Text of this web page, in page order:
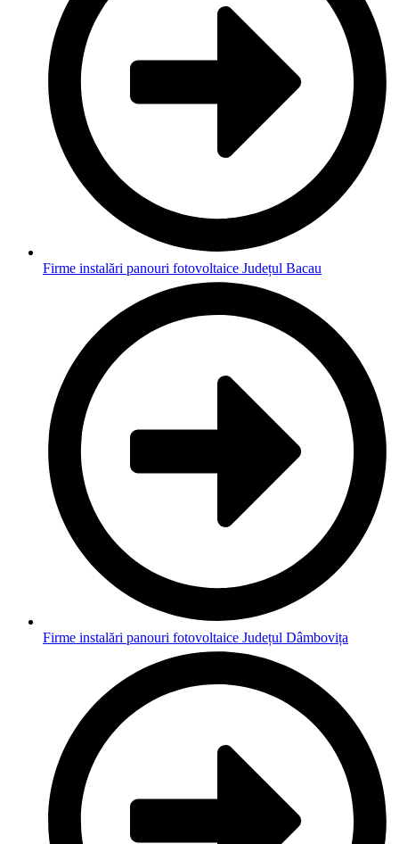
Firme instalări panouri fotovoltaice Județul Bacau
Firme instalări panouri fotovoltaice Județul Dâmbovița